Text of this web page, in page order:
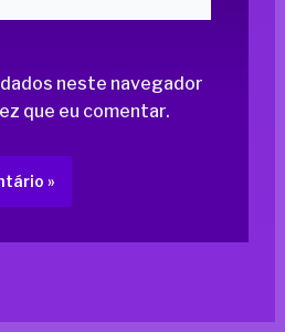
neste navegador
que eu comentar.